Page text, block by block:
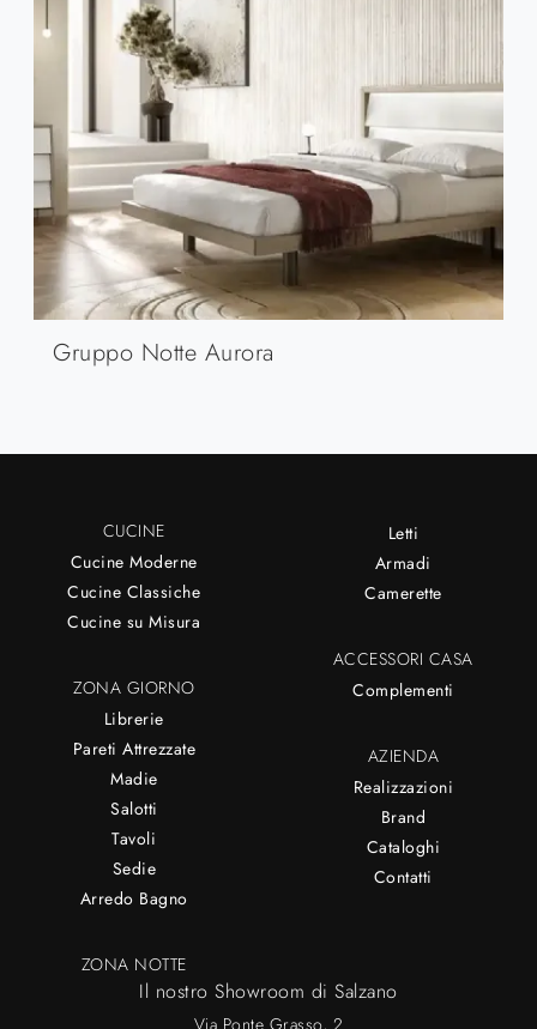
Gruppo Notte Aurora
CUCINE
Cucine Moderne
Cucine Classiche
Cucine su Misura
ZONA GIORNO
Librerie
Pareti Attrezzate
Madie
Salotti
Tavoli
Sedie
Arredo Bagno
ZONA NOTTE
Letti
Armadi
Camerette
ACCESSORI CASA
Complementi
AZIENDA
Realizzazioni
Brand
Cataloghi
Contatti
Il nostro Showroom di Salzano